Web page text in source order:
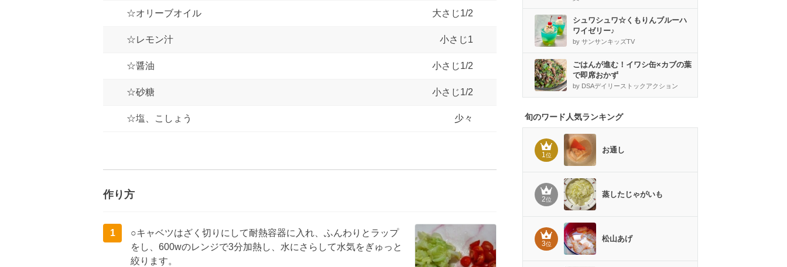
☆オリーブオイル 大さじ1/2
☆レモン汁 小さじ1
☆醤油 小さじ1/2
☆砂糖 小さじ1/2
☆塩、こしょう 少々
作り方
1
○キャベツはざく切りにして耐熱容器に入れ、ふんわりとラップ
をし、600wのレンジで3分加熱し、水にさらして水気をぎゅっと
絞ります。
シュワシュワ☆くもりんブルーハ
ワイゼリー♪
by サンサンキッズTV
ごはんが進む！イワシ缶×カブの葉
で即席おかず
by DSAデイリーストックアクション
旬のワード人気ランキング
1位
お通し
2位
蒸したじゃがいも
3位
松山あげ